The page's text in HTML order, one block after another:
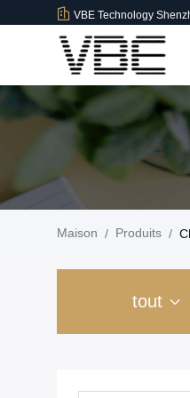
VBE Technology
Maison / Produits /
tout
portable de prison